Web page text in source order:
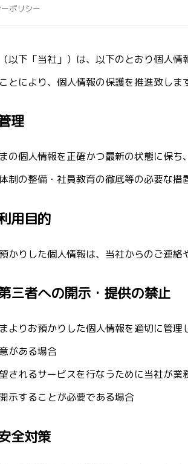
ポリシー
以下「当社」）は、以下のとおり個人
とにより、個人情報の保護を推進致しま
理
の個人情報を正確かつ最新の状態に保
制の整備・社員教育の徹底等の必要な
用目的
かりした個人情報は、当社からのご連
三者への開示・提供の禁止
よりお預かりした個人情報を適切に管
がある場合
されるサービスを行なうために当社が
示することが必要である場合
全対策